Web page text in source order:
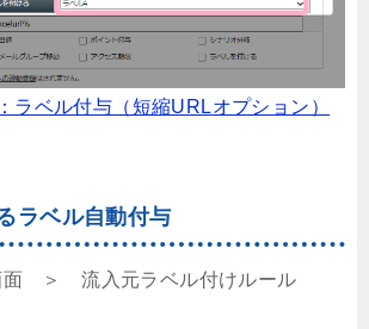
ラベル付与（短縮URLオプション）
ラベル自動付与
面 ＞ 流入元ラベル付けルール